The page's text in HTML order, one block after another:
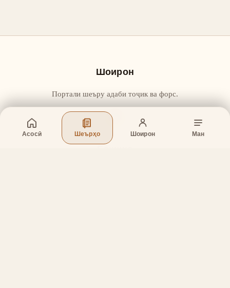
Асосӣ Шеърҳо Шоирон Ман
Шоирон
Портали шеъру адаби тоҷик ва форс.